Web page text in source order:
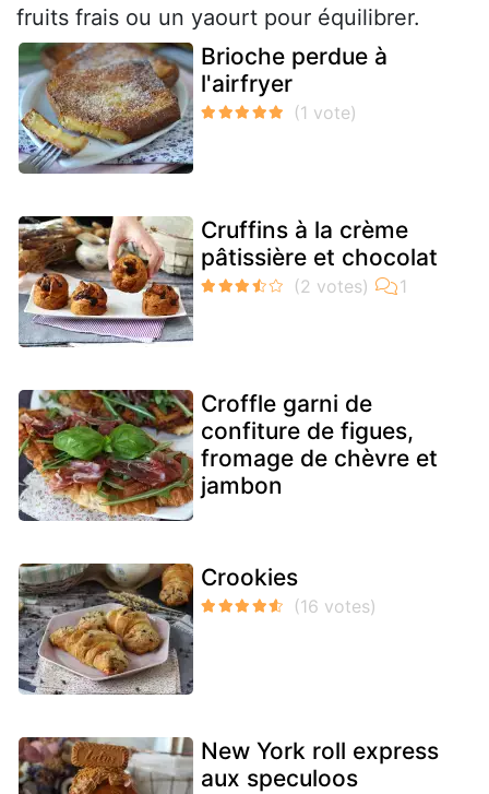
fruits frais ou un yaourt pour équilibrer.
Brioche perdue à
l'airfryer
Cruffins à la crème
pâtissière et chocolat
Croffle garni de
confiture de figues,
fromage de chèvre et
jambon
Crookies
New York roll express
aux speculoos